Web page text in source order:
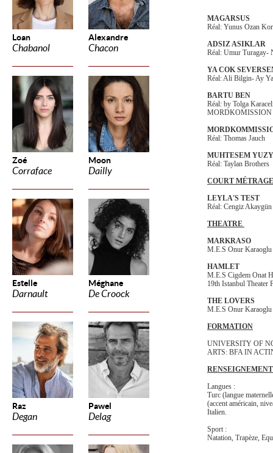
Loan
Chabanol
Alexandre
Chacon
Zoé
Corraface
Moon
Dailly
Estelle
Darnault
Méghane
De Croock
Raz
Degan
Pawel
Delag
MAGARSUS
Réal: Yunus Ozan
ADSIZ ASIKLAR
Réal: Umur Turagay-
YA COK
Réal: Ali Bilgin- Ay
BARTU BEN
Réal: by Tolga
MORDKOMISSION
Réal: Thomas Jauch
MUHTESEM
Réal: Taylan Brothers
COURT
LEYLA'S TEST
Réal: Cengiz Akaygün
THEATRE
MARKRASO
M.E.S Onur Karaoglu
HAMLET
M.E.S Cigdem Onat
19th Istanbul Theater
THE LOVERS
M.E.S Onur
FORMATION
UNIVERSITY OF
ARTS: BFA IN
Langues :
Turc (langue
(accent américain,
Italien.
Sport :
Natation, Trapèze,